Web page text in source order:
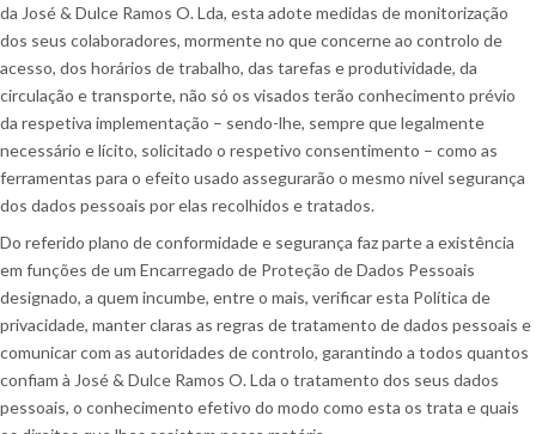
da José & Dulce Ramos O. Lda, esta adote medidas de monitorização
dos seus colaboradores, mormente no que concerne ao controlo de
acesso, dos horários de trabalho, das tarefas e produtividade, da
circulação e transporte, não só os visados terão conhecimento prévio
da respetiva implementação – sendo-lhe, sempre que legalmente
necessário e lícito, solicitado o respetivo consentimento – como as
ferramentas para o efeito usado assegurarão o mesmo nível segurança
dos dados pessoais por elas recolhidos e tratados.
Do referido plano de conformidade e segurança faz parte a existência
em funções de um Encarregado de Proteção de Dados Pessoais
designado, a quem incumbe, entre o mais, verificar esta Política de
privacidade, manter claras as regras de tratamento de dados pessoais e
comunicar com as autoridades de controlo, garantindo a todos quantos
confiam à José & Dulce Ramos O. Lda o tratamento dos seus dados
pessoais, o conhecimento efetivo do modo como esta os trata e quais